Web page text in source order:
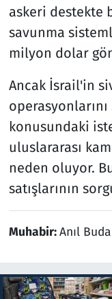
askeri destekte
savunma
milyon dolar
Ancak İsrail'in
konusundaki
uluslararası
neden oluyor.
satışlarının
Muhabir:Anıl